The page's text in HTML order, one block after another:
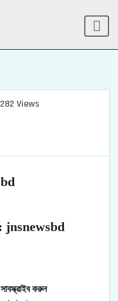
282 Views
: jnsnewsbd
করুন